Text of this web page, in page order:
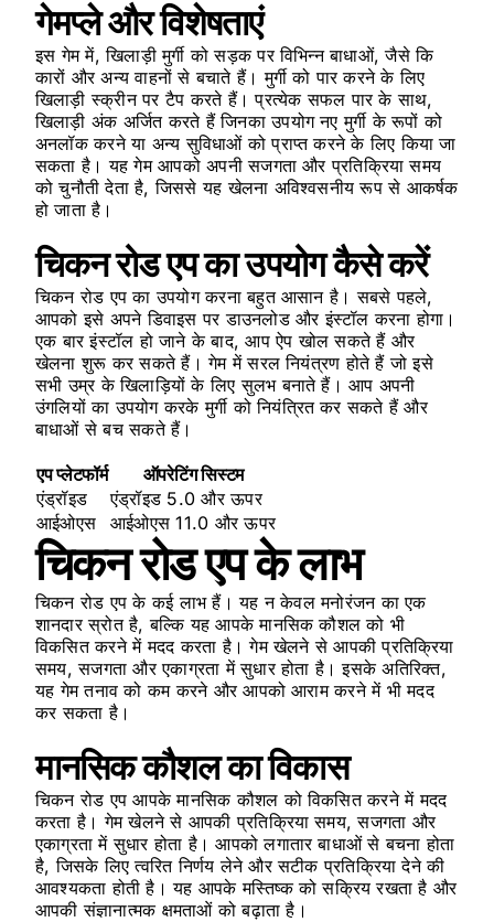
गेमप्ले और विशेषताएं
इस गेम में, खिलाड़ी मुर्गी को सड़क पर विभिन्न बाधाओं, जैसे कि
कारों और अन्य वाहनों से बचाते हैं। मुर्गी को पार करने के लिए
खिलाड़ी स्क्रीन पर टैप करते हैं। प्रत्येक सफल पार के साथ,
खिलाड़ी अंक अर्जित करते हैं जिनका उपयोग नए मुर्गी के रूपों को
अनलॉक करने या अन्य सुविधाओं को प्राप्त करने के लिए किया जा
सकता है। यह गेम आपको अपनी सजगता और प्रतिक्रिया समय
को चुनौती देता है, जिससे यह खेलना अविश्वसनीय रूप से आकर्षक
हो जाता है।
चिकन रोड एप का उपयोग कैसे करें
चिकन रोड एप का उपयोग करना बहुत आसान है। सबसे पहले,
आपको इसे अपने डिवाइस पर डाउनलोड और इंस्टॉल करना होगा।
एक बार इंस्टॉल हो जाने के बाद, आप ऐप खोल सकते हैं और
खेलना शुरू कर सकते हैं। गेम में सरल नियंत्रण होते हैं जो इसे
सभी उम्र के खिलाड़ियों के लिए सुलभ बनाते हैं। आप अपनी
उंगलियों का उपयोग करके मुर्गी को नियंत्रित कर सकते हैं और
बाधाओं से बच सकते हैं।
एप प्लेटफॉर्म
ऑपरेटिंग सिस्टम
एंड्रॉइड
एंड्रॉइड 5.0 और ऊपर
आईओएस
आईओएस 11.0 और ऊपर
चिकन रोड एप के लाभ
चिकन रोड एप के कई लाभ हैं। यह न केवल मनोरंजन का एक
शानदार स्रोत है, बल्कि यह आपके मानसिक कौशल को भी
विकसित करने में मदद करता है। गेम खेलने से आपकी प्रतिक्रिया
समय, सजगता और एकाग्रता में सुधार होता है। इसके अतिरिक्त,
यह गेम तनाव को कम करने और आपको आराम करने में भी मदद
कर सकता है।
मानसिक कौशल का विकास
चिकन रोड एप आपके मानसिक कौशल को विकसित करने में मदद
करता है। गेम खेलने से आपकी प्रतिक्रिया समय, सजगता और
एकाग्रता में सुधार होता है। आपको लगातार बाधाओं से बचना होता
है, जिसके लिए त्वरित निर्णय लेने और सटीक प्रतिक्रिया देने की
आवश्यकता होती है। यह आपके मस्तिष्क को सक्रिय रखता है और
आपकी संज्ञानात्मक क्षमताओं को बढ़ाता है।